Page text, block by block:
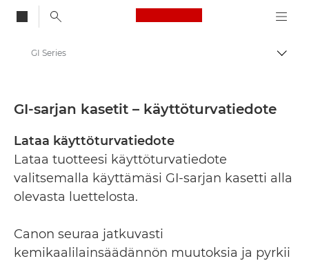
Canon Logo, back
Käyttöturvallisuustiedotteet
GI Series
GI-sarjan kasetit – käyttöturvatiedote
Lataa käyttöturvatiedote
Lataa tuotteesi käyttöturvatiedote
valitsemalla käyttämäsi GI-sarjan kasetti alla
olevasta luettelosta.
Canon seuraa jatkuvasti
kemikaalilainsäädännön muutoksia ja pyrkii